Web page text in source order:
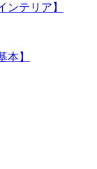
ンテリア】
本】